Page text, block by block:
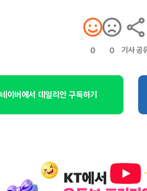
0 0 기사 공
네이버에서 데일리안 구독하기